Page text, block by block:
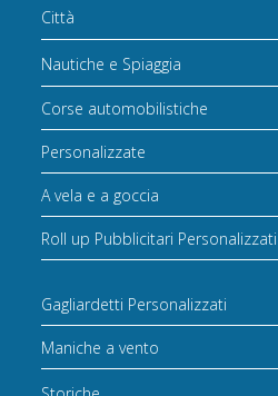
Città
Nautiche e Spiaggia
Corse automobilistiche
Personalizzate
A vela e a goccia
Roll up Pubblicitari Personalizzati
Gagliardetti Personalizzati
Maniche a vento